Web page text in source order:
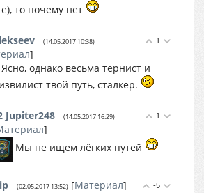
то почему нет
1
(14.05.2017 10:38)
]
Ясно, однако весьма тернист и
извилист твой путь, сталкер.
1
Jupiter248 (14.05.2017 16:29)
]
Мы не ищем лёгких путей
-5
(02.05.2017 13:52) [Материал]